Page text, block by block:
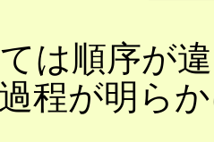
は順序が
過程が明ら